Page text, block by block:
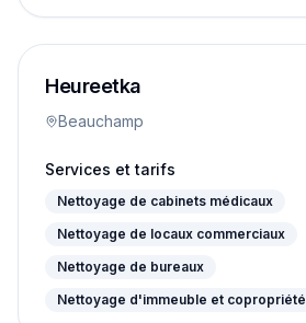
Heureetka
Beauchamp
Services et tarifs
Nettoyage de cabinets médicaux
Nettoyage de locaux commerciaux
Nettoyage de bureaux
Nettoyage d'immeuble et copropriété